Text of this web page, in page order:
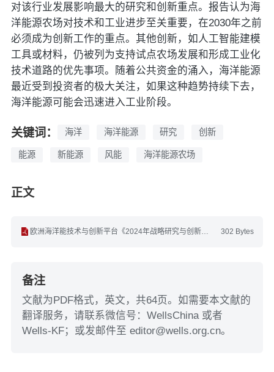
对该行业发展影响最大的研究和创新重点。报告认为海
洋能源农场对技术和工业进步至关重要，在2030年之前
必须成为创新工作的重点。其他创新，如人工智能建模
工具或材料，仍被列为支持试点农场发展和形成工业化
技术道路的优先事项。随着公共资金的涌入，海洋能源
最近受到投资者的极大关注，如果这种趋势持续下去，
海洋能源可能会迅速进入工业阶段。
关键词： 海洋 海洋能源 研究 创新
能源 新能源 风能 海洋能源农场
正文
302 Bytes
欧洲海洋能技术与创新平台《2024年战略研究与创新议程》(英文).pdf
备注
文献为PDF格式，英文，共64页。如需要本文献的
翻译服务，请联系微信号：WellsChina 或者
Wells-KF；或发邮件至 editor@wells.org.cn。